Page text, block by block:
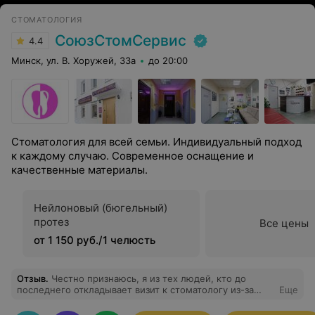
СТОМАТОЛОГИЯ
4.4 СоюзСтомСервис
Минск, ул. В. Хоружей, 33а до 20:00
Стоматология для всей семьи. Индивидуальный подход
к каждому случаю. Современное оснащение и
качественные материалы.
Нейлоновый (бюгельный)
протез
от 1 150 руб./1 челюсть
Все цены
Отзыв. Честно признаюсь, я из тех людей, кто до
последнего откладывает визит к стоматологу из-за
дрожащими коленями, накрутила себя, что будет
Еще